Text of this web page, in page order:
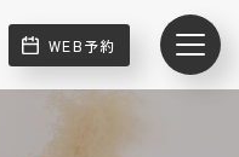
WEB予約